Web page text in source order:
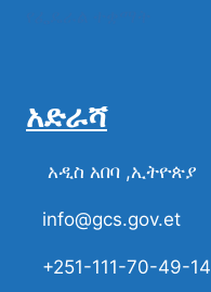
አድራሻ
አዲስ አበባ ,ኢትዮጵያ
info@gcs.gov.et
+251-111-70-49-14